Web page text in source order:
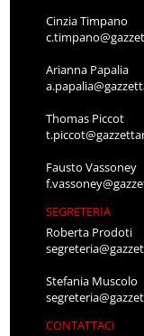
Cinzia Timpano
Arianna Papalia
Thomas Piccot
Fausto Vassoney
SEGRETERIA
Roberta Prodoti
Stefania Muscolo
CONTATTACI